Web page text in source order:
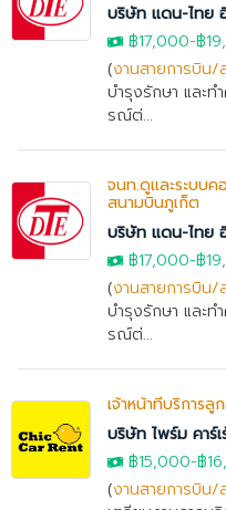
บริษัท แดน-ไทย
฿17,000-฿
(งานสายการบิน/
บำรุงรักษา และท
รณ์ต่...
จนท.ดูและระบบค
สนามบินภูเก็ต
บริษัท แดน-ไทย
฿17,000-฿
(งานสายการบิน/
บำรุงรักษา และท
รณ์ต่...
เจ้าหน้าที่บริการ
บริษัท ไพร์ม คาร์
฿15,000-฿
(งานสายการบิน/